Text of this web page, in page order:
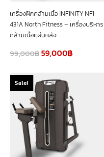
เครื่องฝึกกล้ามเนื้อ INFINITY NFI-
431A North Fitness – เครื่องบริหาร
กล้ามเนื้อแผ่นหลัง
99,000฿59,000฿
Sale!